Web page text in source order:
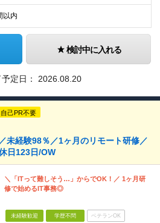
以内
検討中に入れる
定日： 2026.08.20
自己PR不要
未経験98％／1ヶ月のリモート研修／
日123日/OW
＼「ITって難しそう…」からでOK！／ 1ヶ月研
修で始めるIT事務◎
未経験歓迎 学歴不問 ベテランOK